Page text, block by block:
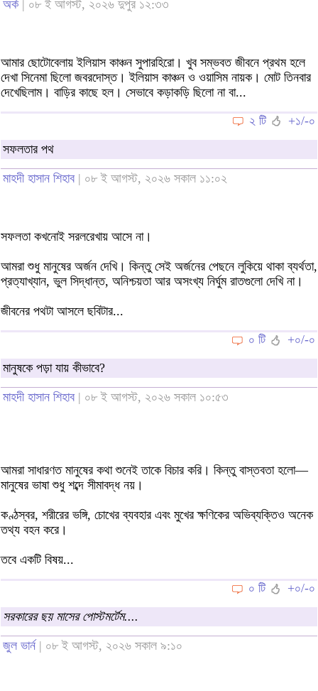
অর্ক| ০৮ ই আগস্ট, ২০২৬ দুপুর ১২:৩৩
আমার ছোটোবেলায় ইলিয়াস কাঞ্চন সুপারহিরো। খুব সম্ভবত জীবনে প্রথম হলে
দেখা সিনেমা ছিলো জবরদোস্ত। ইলিয়াস কাঞ্চন ও ওয়াসিম নায়ক। মোট তিনবার
দেখেছিলাম। বাড়ির কাছে হল। সেভাবে কড়াকড়ি ছিলো না বা...
২ টি
+১/-০
সফলতার পথ
মাহদী হাসান শিহাব | ০৮ ই আগস্ট, ২০২৬ সকাল ১১:০২
সফলতা কখনোই সরলরেখায় আসে না।
আমরা শুধু মানুষের অর্জন দেখি। কিন্তু সেই অর্জনের পেছনে লুকিয়ে থাকা ব্যর্থতা,
প্রত্যাখ্যান, ভুল সিদ্ধান্ত, অনিশ্চয়তা আর অসংখ্য নির্ঘুম রাতগুলো দেখি না।
জীবনের পথটা আসলে ছবিটার...
০ টি
+০/-০
মানুষকে পড়া যায় কীভাবে?
মাহদী হাসান শিহাব | ০৮ ই আগস্ট, ২০২৬ সকাল ১০:৫৩
আমরা সাধারণত মানুষের কথা শুনেই তাকে বিচার করি। কিন্তু বাস্তবতা হলো—
মানুষের ভাষা শুধু শব্দে সীমাবদ্ধ নয়।
কণ্ঠস্বর, শরীরের ভঙ্গি, চোখের ব্যবহার এবং মুখের ক্ষণিকের অভিব্যক্তিও অনেক
তথ্য বহন করে।
তবে একটি বিষয়...
০ টি
+০/-০
সরকারের ছয় মাসের পোস্টমর্টেম....
জুল ভার্ন | ০৮ ই আগস্ট, ২০২৬ সকাল ৯:১০